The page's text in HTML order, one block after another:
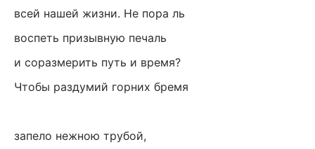
всей нашей жизни. Не пора ль
воспеть призывную печаль
и соразмерить путь и время?
Чтобы раздумий горних бремя
запело нежною трубой,